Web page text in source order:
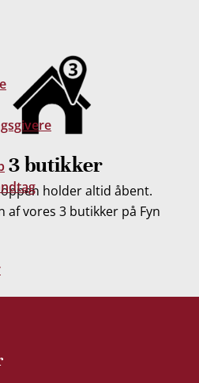
3 butikker
holder altid åbent.
af vores 3 butikker på Fyn